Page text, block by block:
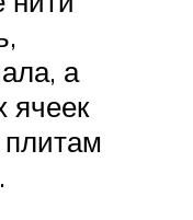
а
ячеек